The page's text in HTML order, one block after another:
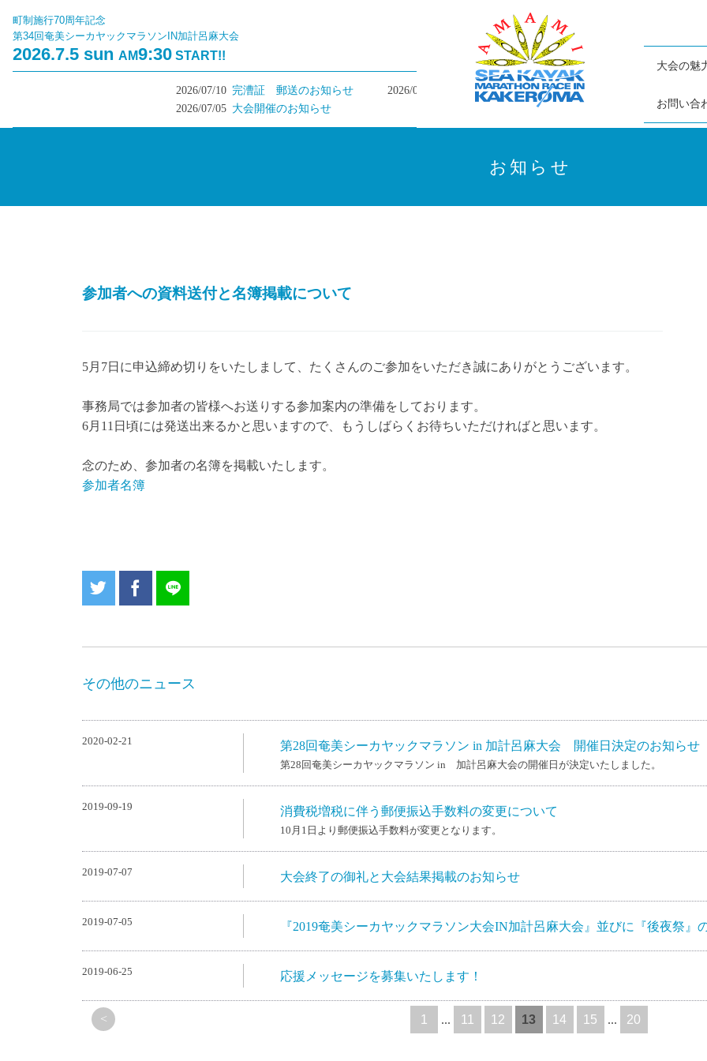
町制施行70周年記念
第34回奄美シーカヤックマラソンIN加計呂麻大会
2026.7.5 sun AM9:30 START!!
2026/07/10 完漕証 郵送のお知らせ 2026/07/05
大会終了の御礼と大会結果掲載のお知らせ
2026/07/05 大会開催のお知らせ
大会の魅
お問い合
お知らせ
参加者への資料送付と名簿掲載について
5月7日に申込締め切りをいたしまして、たくさんのご参加をいただき誠にありがとうございます。
事務局では参加者の皆様へお送りする参加案内の準備をしております。
6月11日頃には発送出来るかと思いますので、もうしばらくお待ちいただければと思います。
念のため、参加者の名簿を掲載いたします。
参加者名簿
その他のニュース
2020-02-21 第28回奄美シーカヤックマラソン in 加計呂麻大会 開催日決定のお知らせ
第28回奄美シーカヤックマラソン in 加計呂麻大会の開催日が決定いたしました。
2019-09-19 消費税増税に伴う郵便振込手数料の変更について
10月1日より郵便振込手数料が変更となります。
2019-07-07 大会終了の御礼と大会結果掲載のお知らせ
2019-07-05 『2019奄美シーカヤックマラソン大会IN加計呂麻大会』並びに『後夜祭』
2019-06-25 応援メッセージを募集いたします！
< 1 ... 11 12 13 14 15 ... 20